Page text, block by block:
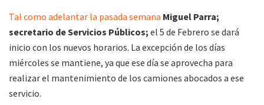
Tal como adelantar la pasada semana Miguel Parra;
secretario de Servicios Públicos; el 5 de Febrero se dará
inicio con los nuevos horarios. La excepción de los días
miércoles se mantiene, ya que ese día se aprovecha para
realizar el mantenimiento de los camiones abocados a ese
servicio.